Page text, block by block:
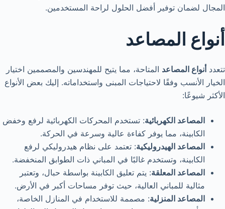
المجال لضمان توفير أفضل الحلول لراحة المستخدمين.
أنواع المصاعد
تتعددأنواع المصاعد المتاحة، مما يتيح للمهندسين والمصممين اختيار
الخيار الأنسب وفقًا لاحتياجات المبنى واستخداماته. إليك بعض الأنواع
الأكثر شيوعًا:
المصاعد الكهربائية: تستخدم المحركات الكهربائية لرفع وخفض
الكابينة، مما يوفر كفاءة عالية وسرعة في الحركة.
المصاعد الهيدروليكية: تعتمد على نظام هيدروليكي لرفع
الكابينة، وتستخدم غالبًا في المباني ذات الطوابق المنخفضة.
المصاعد المعلقة: يتم تعليق الكابينة بواسطة حبال، وتعتبر
مثالية للمباني العالية، حيث توفر مساحات أكبر في الأرض.
المصاعد المنزلية: مصممة للاستخدام في المنازل الخاصة،